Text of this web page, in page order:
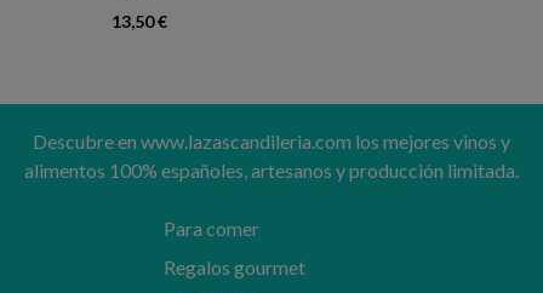
13,50 €
Descubre en www.lazascandileria.com los mejores vinos y
alimentos 100% españoles, artesanos y producción limitada.
Para comer
Regalos gourmet